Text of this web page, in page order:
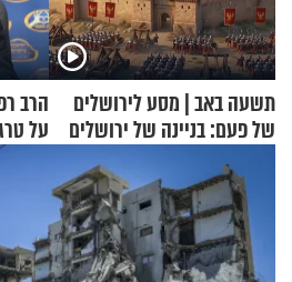
תשעה באב | מסע לירושלים
של פעם: בניינה של ירושלים
הרב
על